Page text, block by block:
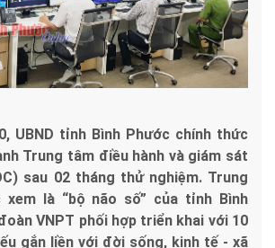
UBND tỉnh Bình Phước chính thức
Trung tâm điều hành và giám sát
sau 02 tháng thử nghiệm. Trung
xem là “bộ não số” của tỉnh Bình
VNPT phối hợp triển khai với 10
gắn liền với đời sống, kinh tế - xã